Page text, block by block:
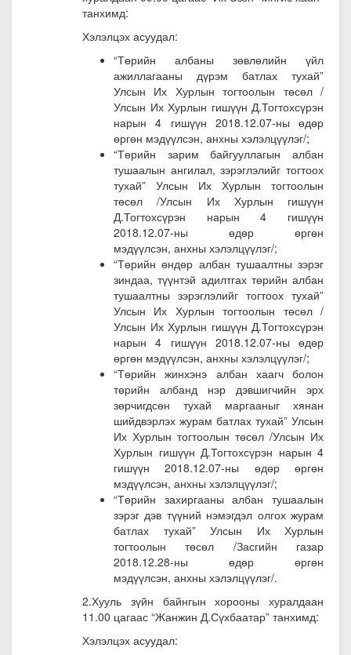
танхимд:
Хэлэлцэх асуудал:
“Төрийн албаны зөвлөлийн үйл
ажиллагааны дүрэм батлах тухай”
Улсын Их Хурлын тогтоолын төсөл/
Улсын Их Хурлын гишүүн Д.Тогтохсүрэн
нарын 4 гишүүн 2018.12.07-ны өдөр
өргөн мэдүүлсэн, анхны хэлэлцүүлэг/;
“Төрийн зарим байгууллагын албан
тушаалын ангилал, зэрэглэлийг тогтоох
тухай” Улсын Их Хурлын тогтоолын
төсөл /Улсын Их Хурлын гишүүн
Д.Тогтохсүрэн нарын 4 гишүүн
2018.12.07-ны өдөр өргөн
мэдүүлсэн, анхны хэлэлцүүлэг/;
“Төрийн өндөр албан тушаалтны зэрэг
зиндаа, түүнтэй адилтгах төрийн албан
тушаалтны зэрэглэлийг тогтоох тухай”
Улсын Их Хурлын тогтоолын төсөл /
Улсын Их Хурлын гишүүн Д.Тогтохсүрэн
нарын 4 гишүүн 2018.12.07-ны өдөр
өргөн мэдүүлсэн, анхны хэлэлцүүлэг/;
“Төрийн жинхэнэ албан хаагч болон
төрийн албанд нэр дэвшигчийн эрх
зөрчигдсөн тухай маргааныг хянан
шийдвэрлэх журам батлах тухай” Улсын
Их Хурлын тогтоолын төсөл /Улсын Их
Хурлын гишүүн Д.Тогтохсүрэн нарын 4
гишүүн 2018.12.07-ны өдөр өргөн
мэдүүлсэн, анхны хэлэлцүүлэг/;
“Төрийн захиргааны албан тушаалын
зэрэг дэв түүний нэмэгдэл олгох журам
батлах тухай” Улсын Их Хурлын
тогтоолын төсөл /Засгийн газар
2018.12.28-ны өдөр өргөн
мэдүүлсэн, анхны хэлэлцүүлэг/.
2.Хууль зүйн байнгын хорооны хуралдаан
11.00 цагаас “Жанжин Д.Сүхбаатар” танхимд:
Хэлэлцэх асуудал: